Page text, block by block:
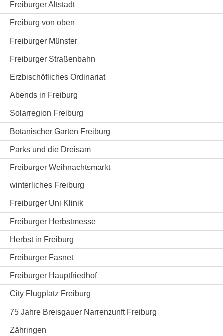
Freiburger Altstadt
Freiburg von oben
Freiburger Münster
Freiburger Straßenbahn
Erzbischöfliches Ordinariat
Abends in Freiburg
Solarregion Freiburg
Botanischer Garten Freiburg
Parks und die Dreisam
Freiburger Weihnachtsmarkt
winterliches Freiburg
Freiburger Uni Klinik
Freiburger Herbstmesse
Herbst in Freiburg
Freiburger Fasnet
Freiburger Hauptfriedhof
City Flugplatz Freiburg
75 Jahre Breisgauer Narrenzunft Freiburg
Zähringen